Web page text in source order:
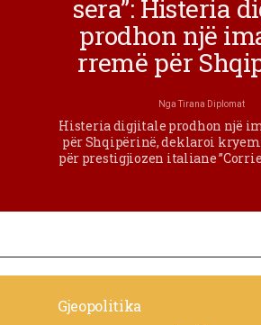
sera”: Histeria
prodhon një
rremë për
Nga Tirana Diplomat
Histeria digjitale prodhon një
për Shqipërinë, deklaroi
për prestigjiozen italiane
Gjeopolitika